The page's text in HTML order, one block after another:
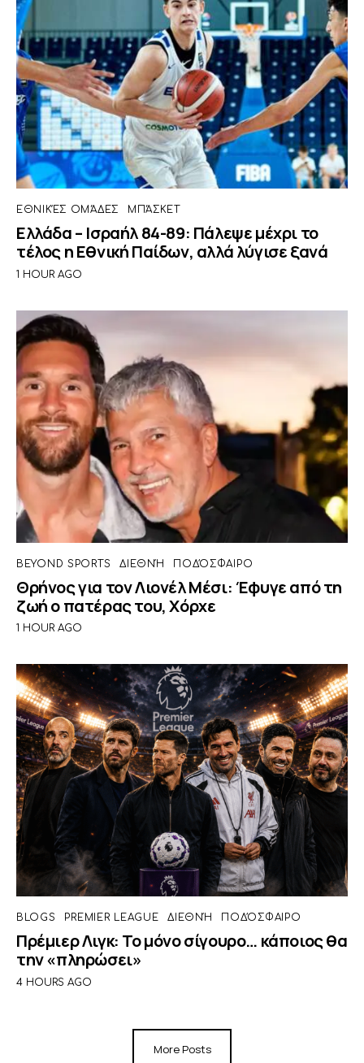
ΕΘΝΙΚΈΣ ΟΜΆΔΕΣ ΜΠΆΣΚΕΤ
Ελλάδα – Ισραήλ 84-89: Πάλεψε μέχρι το
τέλος η Εθνική Παίδων, αλλά λύγισε ξανά
1 HOUR AGO
BEYOND SPORTS ΔΙΕΘΝΉ ΠΟΔΌΣΦΑΙΡΟ
Θρήνος για τον Λιονέλ Μέσι: Έφυγε από τη
ζωή ο πατέρας του, Χόρχε
1 HOUR AGO
BLOGS PREMIER LEAGUE ΔΙΕΘΝΉ ΠΟΔΌΣΦΑΙΡΟ
Πρέμιερ Λιγκ: Το μόνο σίγουρο… κάποιος θα
την «πληρώσει»
4 HOURS AGO
More Posts